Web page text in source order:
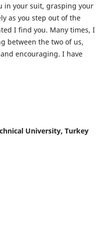
in your suit, grasping your
as you step out of the
I find you. Many times, I
between the two of us,
encouraging. I have
University, Turkey